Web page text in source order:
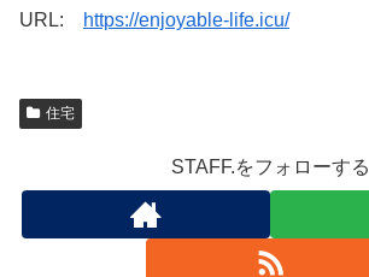
URL: https://enjoyable-life.icu/
住宅
STAFF.をフォローする